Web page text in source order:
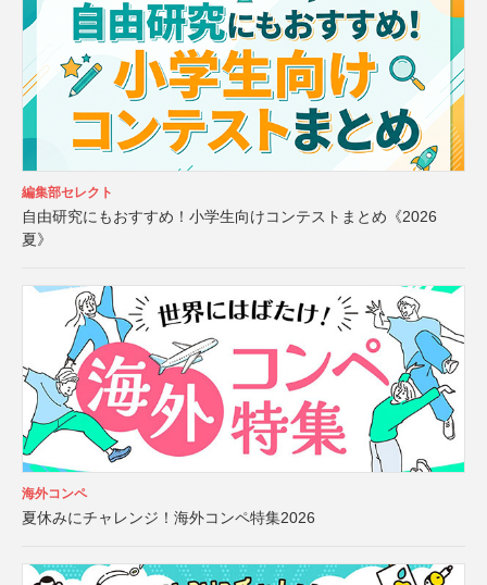
編集部セレクト
自由研究にもおすすめ！小学生向けコンテストまとめ《2026
夏》
海外コンペ
夏休みにチャレンジ！海外コンペ特集2026